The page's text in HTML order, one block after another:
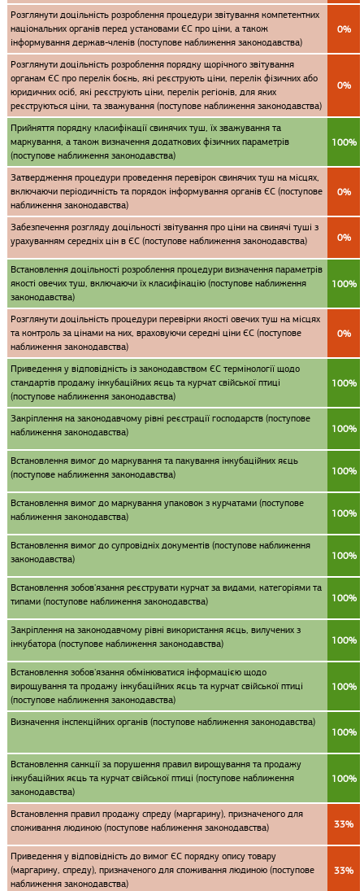
Розглянути доцільність розроблення процедури звітування компетентних
національних органів перед установами ЄС про ціни, а також
інформування держав-членів (поступове наближення законодавства)
0%
Розглянути доцільність розроблення порядку щорічного звітування
органам ЄС про перелік боєнь, які реєструють ціни, перелік фізичних або
юридичних осіб, які реєструють ціни, перелік регіонів, для яких
реєструються ціни, та зважування (поступове наближення законодавства)
0%
Прийняття порядку класифікації свинячих туш, їх зважування та
маркування, а також визначення додаткових фізичних параметрів
(поступове наближення законодавства)
100%
Затвердження процедури проведення перевірок свинячих туш на місцях,
включаючи періодичність та порядок інформування органів ЄС (поступове
наближення законодавства)
0%
Забезпечення розгляду доцільності звітування про ціни на свинячі туші з
урахуванням середніх цін в ЄС (поступове наближення законодавства)
0%
Встановлення доцільності розроблення процедури визначення параметрів
якості овечих туш, включаючи їх класифікацію (поступове наближення
законодавства)
100%
Розглянути доцільність процедури перевірки якості овечих туш на місцях
та контроль за цінами на них, враховуючи середні ціни ЄС (поступове
наближення законодавства)
0%
Приведення у відповідність із законодавством ЄС термінології щодо
cтандартів продажу інкубаційних яєць та курчат свійської птиці
(поступове наближення законодавства)
100%
Закріплення на законодавчому рівні реєстрації господарств (поступове
наближення законодавства)
100%
Встановлення вимог до маркування та пакування інкубаційних яєць
(поступове наближення законодавства)
100%
Встановлення вимог до маркування упаковок з курчатами (поступове
наближення законодавства)
100%
Встановлення вимог до супровідніх документів (поступове наближення
законодавства)
100%
Встановлення зобов'язання реєструвати курчат за видами, категоріями та
типами (поступове наближення законодавства)
100%
Закріплення на законодавчому рівні використання яєць, вилучених з
інкубатора (поступове наближення законодавства)
100%
Встановлення зобов'язання обмінюватися інформацією щодо
вирощування та продажу інкубаційних яєць та курчат свійської птиці
(поступове наближення законодавства)
100%
Визначення інспекційних органів (поступове наближення законодавства)
100%
Встановлення санкції за порушення правил вирощування та продажу
інкубаційних яєць та курчат свійської птиці (поступове наближення
законодавства)
100%
Встановлення правил продажу спреду (маргарину), призначеного для
споживання людиною (поступове наближення законодавства)
33%
Приведення у відповідність до вимог ЄС порядку опису товару
(маргарину, спреду), призначеного для споживання людиною (поступове
наближення законодавства)
33%